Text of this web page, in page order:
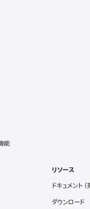
能
リソース
ドキュメント
ダウンロード